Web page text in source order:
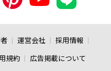
運営会社
採用情報
規約 広告掲載について